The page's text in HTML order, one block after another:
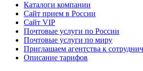
Каталоги компании
Сайт прием в России
Сайт VIP
Почтовые услуги по России
Почтовые услуги по миру
Приглашаем агентства к
Описание тарифов